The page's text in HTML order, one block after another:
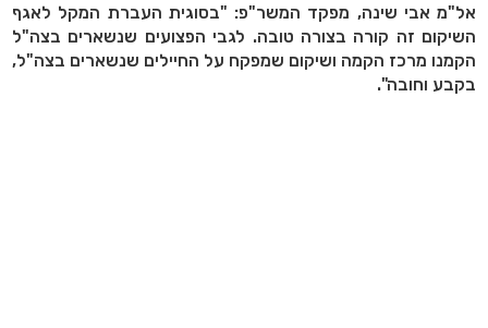
אל"מ אבי שינה, מפקד המשר"פ: "בסוגית העברת המקל לאגף
השיקום זה קורה בצורה טובה. לגבי הפצועים שנשארים בצה"ל
הקמנו מרכז הקמה ושיקום שמפקח על החיילים שנשארים בצה"ל,
בקבע וחובה".